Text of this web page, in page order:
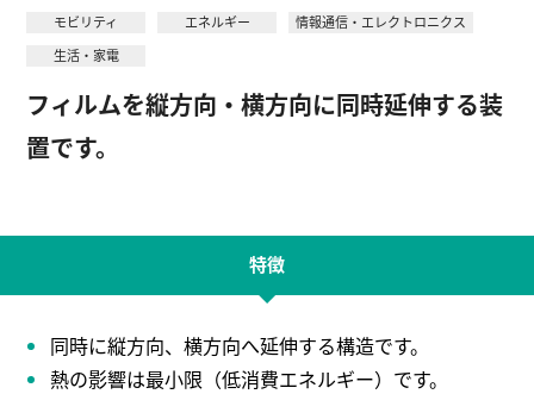
モビリティ エネルギー
情報通信・エレクトロニクス
生活・家電
フィルムを縦方向・横方向に同時延伸する装
置です。
特徴
同時に縦方向、横方向へ延伸する構造です。
熱の影響は最小限（低消費エネルギー）です。